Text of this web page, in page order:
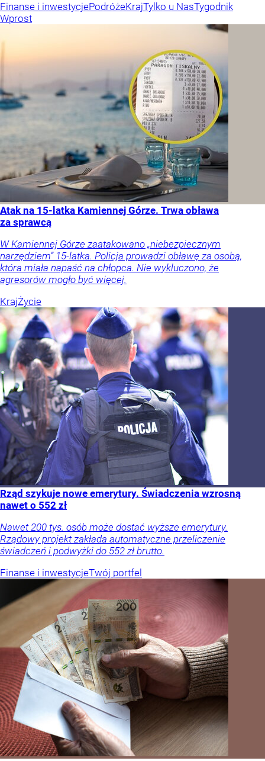
Finanse i inwestycjePodróżeKrajTylko u NasTygodnik
Wprost
Atak na 15-latka Kamiennej Górze. Trwa obława
za sprawcą
W Kamiennej Górze zaatakowano „niebezpiecznym
narzędziem” 15-latka. Policja prowadzi obławę za osobą,
która miała napaść na chłopca. Nie wykluczono, że
agresorów mogło być więcej.
KrajŻycie
Rząd szykuje nowe emerytury. Świadczenia wzrosną
nawet o 552 zł
Nawet 200 tys. osób może dostać wyższe emerytury.
Rządowy projekt zakłada automatyczne przeliczenie
świadczeń i podwyżki do 552 zł brutto.
Finanse i inwestycjeTwój portfel